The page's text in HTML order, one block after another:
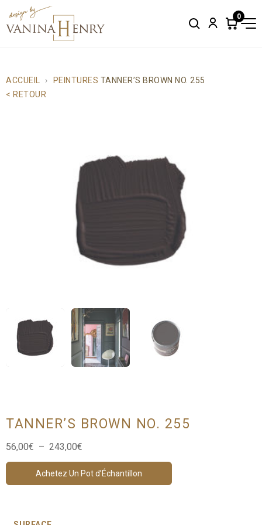
SearchAccount
0
Items
ACCUEIL PEINTURES TANNER’S BROWN NO. 255
< RETOUR
TANNER’S BROWN NO. 255
56,00€ – 243,00€
prix :
56,00€
Achetez Un Pot d’Échantillon